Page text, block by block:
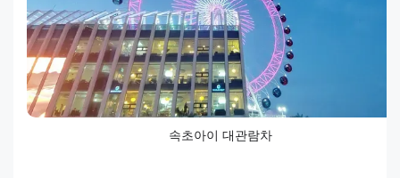
속초아이 대관람차